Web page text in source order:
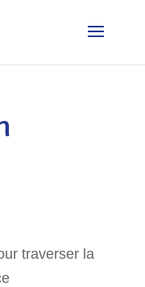
traverser la